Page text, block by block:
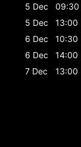
5 Dec
09:30
5 Dec
13:00
6 Dec
10:30
6 Dec
14:00
7 Dec
13:00